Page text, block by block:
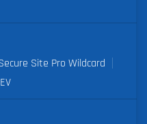
Site Pro Wildcard